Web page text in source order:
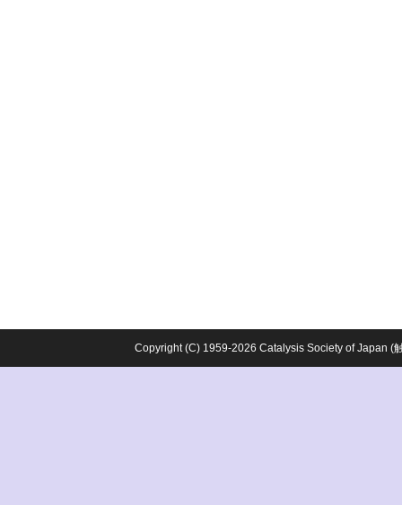
Copyright (C) 1959-2026 Catalysis Society of Japan (